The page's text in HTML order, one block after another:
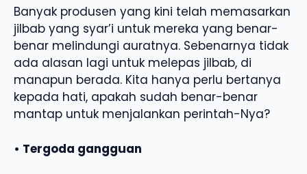
Banyak produsen yang kini telah memasarkan
jilbab yang syar’i untuk mereka yang benar-
benar melindungi auratnya. Sebenarnya tidak
ada alasan lagi untuk melepas jilbab, di
manapun berada. Kita hanya perlu bertanya
kepada hati, apakah sudah benar-benar
mantap untuk menjalankan perintah-Nya?
• Tergoda gangguan